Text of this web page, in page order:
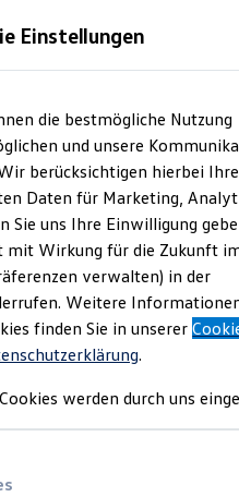
und Gebrauchtwagen
Einstellungen
die bestmögliche Nutzung
und unsere
berücksichtigen hierbei Ihre
Daten für Marketing,
Sie uns Ihre Einwilligung
mit Wirkung für die Zukunft
verwalten) in der
Weitere
finden Sie in unserer
.
werden durch uns